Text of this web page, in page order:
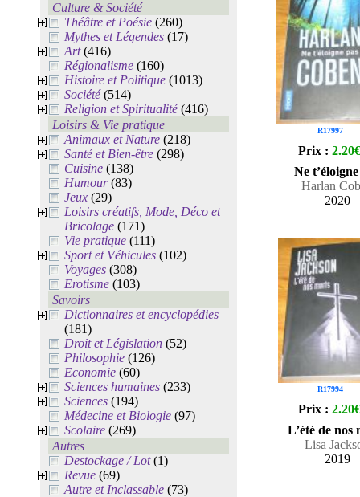
Culture & Société
Théâtre et Poésie (260)
Mythes et Légendes (17)
Art(416)
Régionalisme (160)
Histoire et Politique (1013)
Société(514)
Religion et Spiritualité(416)
Loisirs & Vie pratique
Animaux et Nature (218)
Santé et Bien-être (298)
Cuisine (138)
Humour(83)
Jeux (29)
Loisirs créatifs, Mode, Déco et
Bricolage (171)
Vie pratique (111)
Sport et Véhicules (102)
Voyages (308)
Erotisme (103)
Savoirs
Dictionnaires et encyclopédies
(181)
Droit et Législation (52)
Philosophie (126)
Economie (60)
Sciences humaines (233)
Sciences (194)
Médecine et Biologie (97)
Scolaire (269)
Autres
Destockage / Lot(1)
Revue (69)
Autre et Inclassable (73)
R17997
Prix : 2.20€
Ne
Harlan
2020
R17994
Prix : 2.20€
L’été de nos
Lisa
2019